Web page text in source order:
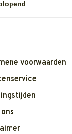
voorwaarden